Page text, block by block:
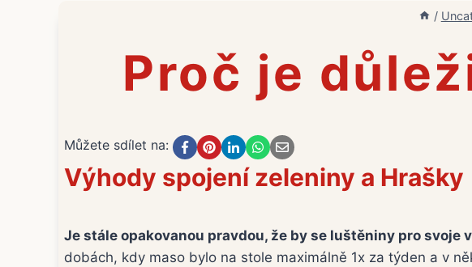
/
Proč je
Můžete sdílet na:
Výhody spojení zeleniny a Hrašky
Je stále opakovanou pravdou, že by se luštěniny pro
dobách, kdy maso bylo na stole maximálně 1x za týden a v